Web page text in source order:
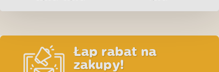
Łap rabat na
zakupy!